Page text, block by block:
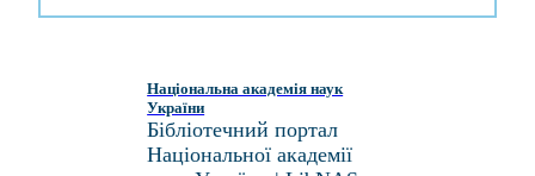
Національна академія наук
України
Бібліотечний портал
Національної академії